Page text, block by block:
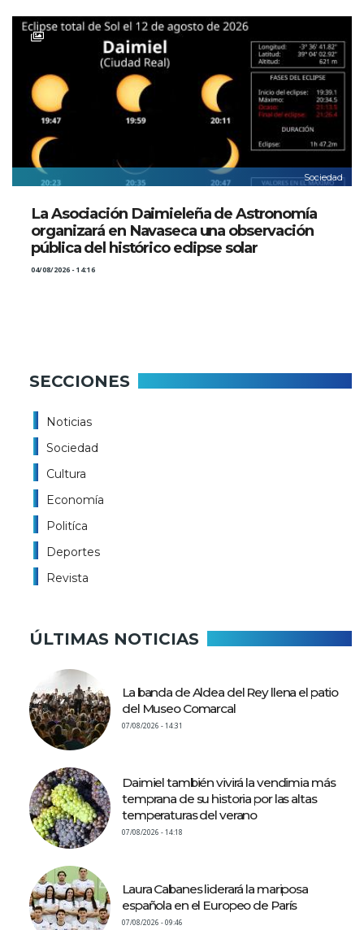
Sociedad
La Asociación Daimieleña de Astronomía
organizará en Navaseca una observación
pública del histórico eclipse solar
04/08/2026 - 14:16
SECCIONES
Noticias
Sociedad
Cultura
Economía
Politíca
Deportes
Revista
ÚLTIMAS NOTICIAS
La banda de Aldea del Rey llena el patio
del Museo Comarcal
07/08/2026 - 14:31
Daimiel también vivirá la vendimia más
temprana de su historia por las altas
temperaturas del verano
07/08/2026 - 14:18
Laura Cabanes liderará la mariposa
española en el Europeo de París
07/08/2026 - 09:46